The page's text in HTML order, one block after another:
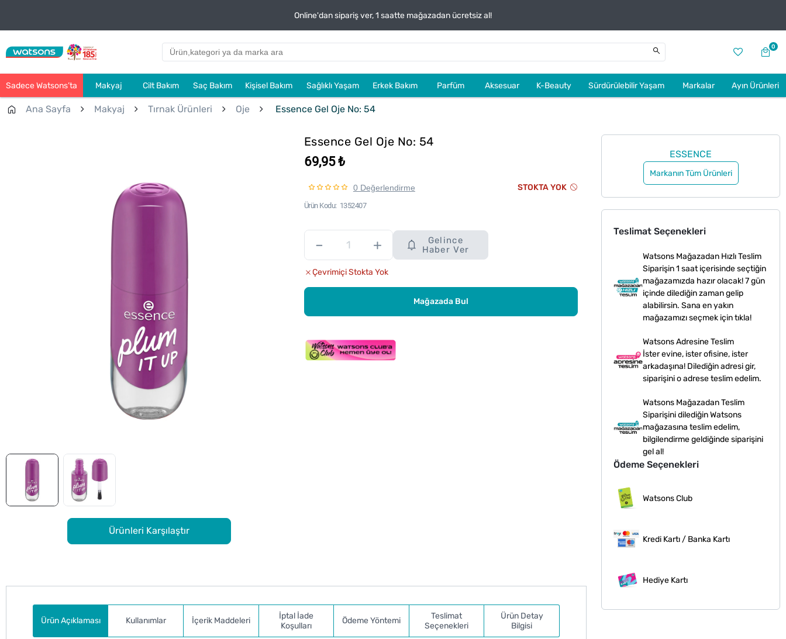
Online'dan sipariş ver, 1 saatte mağazadan ücretsiz al!
0
Sadece Watsons’ta Makyaj Cilt Bakım Saç Bakım Kişisel Bakım Sağlıklı Yaşam Erkek Bakım Parfüm Aksesuar K-Beauty Sürdürülebilir Yaşam Markalar Ayın Ürünleri
Ana Sayfa Makyaj Tırnak Ürünleri Oje Essence Gel Oje No: 54
Ürünleri Karşılaştır
Essence Gel Oje No: 54
69,95 ₺
0 Değerlendirme STOKTA YOK
Ürün Kodu 1352407
– +
Gelince
Haber Ver
Çevrimiçi Stokta Yok
Mağazada Bul
ESSENCE
Markanın Tüm Ürünleri
Teslimat Seçenekleri
Watsons Mağazadan Hızlı Teslim
Siparişin 1 saat içerisinde seçtiğin
mağazamızda hazır olacak! 7 gün
içinde dilediğin zaman gelip
alabilirsin. Sana en yakın
mağazamızı seçmek için tıkla!
Watsons Adresine Teslim
İster evine, ister ofisine, ister
arkadaşına! Dilediğin adresi gir,
siparişini o adrese teslim edelim.
Watsons Mağazadan Teslim
Siparişini dilediğin Watsons
mağazasına teslim edelim,
bilgilendirme geldiğinde siparişini
gel al!
Ödeme Seçenekleri
Watsons Club
Kredi Kartı / Banka Kartı
Hediye Kartı
Ürün Açıklaması Kullanımlar İçerik Maddeleri
İptal İade
Koşulları
Ödeme Yöntemi
Teslimat
Seçenekleri
Ürün Detay
Bilgisi